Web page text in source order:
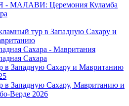
МАЛАВИ: Церемония Куламба
тур в Западную Сахару и
Сахара - Мавритания
Сахара
в Западную Сахару и Мавританию
в Западную Сахару, Мавританию и
Верде 2026